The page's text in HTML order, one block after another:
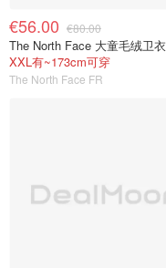
€56.00 €80.00
The North Face 大童毛绒卫衣
XXL有~173cm可穿
The North Face FR